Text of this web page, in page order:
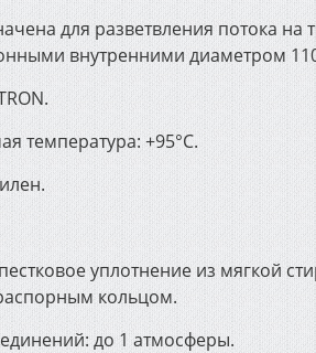
для разветвления потока
внутренними диаметром
температура: +95°С.
уплотнение из мягкой
кольцом.
до 1 атмосферы.